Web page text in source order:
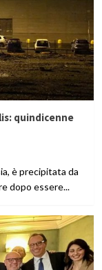
quindicenne
è precipitata da
dopo essere...